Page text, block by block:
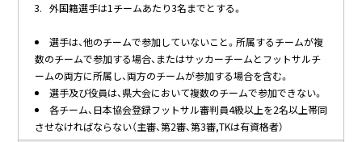
外国籍選手は1チームあたり3名までとする。
選手は、他のチームで参加していないこと。所属するチームが複
数のチームで参加する場合、またはサッカーチームとフットサルチ
ームの両方に所属し、両方のチームが参加する場合を含む。
選手及び役員は、県大会において複数のチームで参加できない。
各チーム、日本協会登録フットサル審判員4級以上を2名以上帯同
させなければならない（主審、第2審、第3審,TKは有資格者）